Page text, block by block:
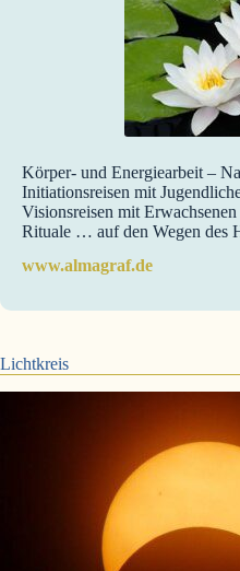
Körper- und Energiearbeit –
Initiationsreisen mit
Visionsreisen mit
Rituale … auf den Wegen des
www.almagraf.de
Lichtkreis